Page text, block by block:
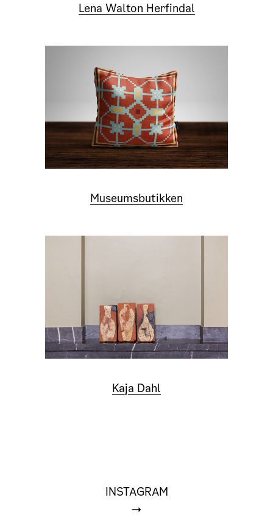
Lena Walton Herfindal
Museumsbutikken
Kaja Dahl
INSTAGRAM